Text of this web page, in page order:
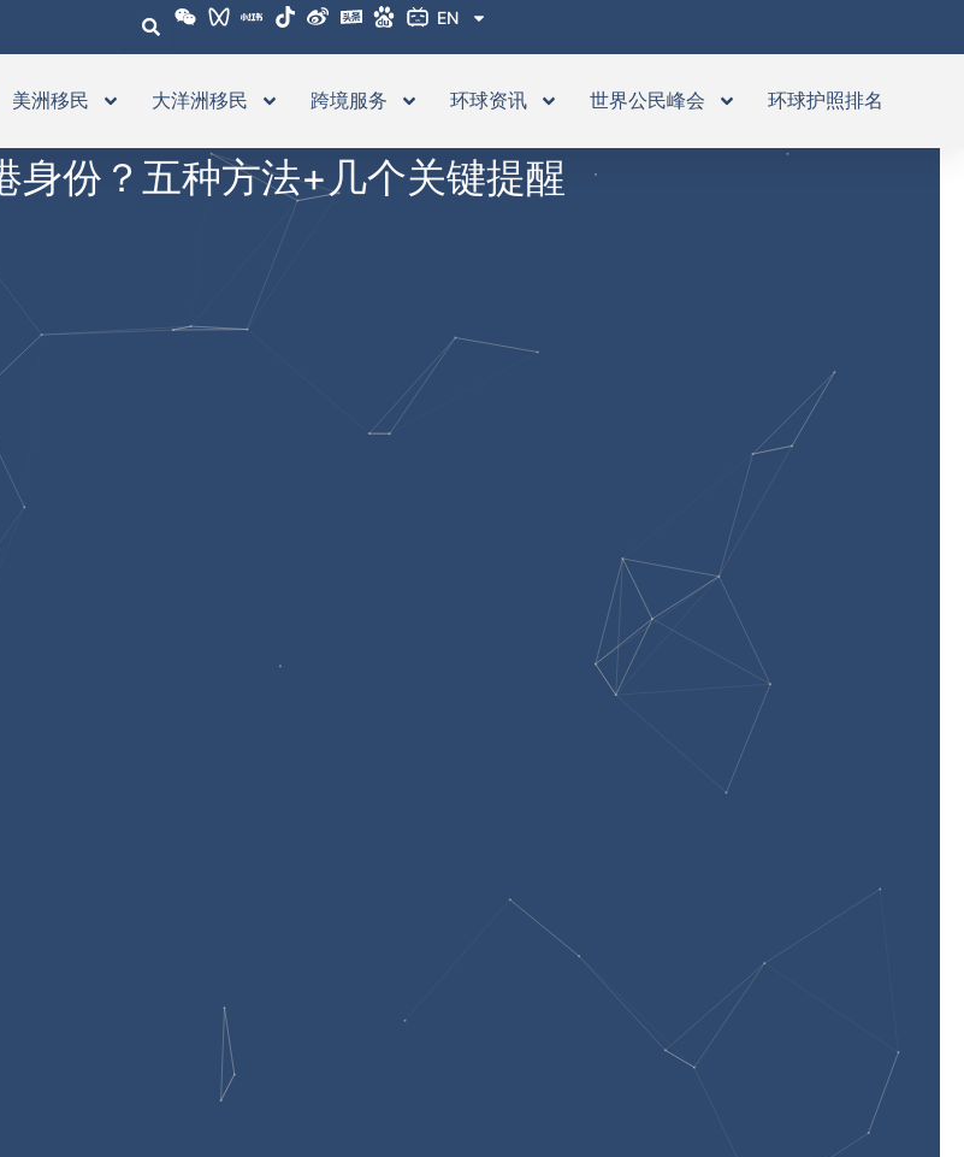
EN
美洲移民 大洋洲移民 跨境服务 环球资讯 世界公民峰会 环球护照排名
身份？五种方法+几个关键提醒